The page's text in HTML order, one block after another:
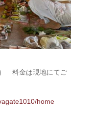
料金は現地にてご
home